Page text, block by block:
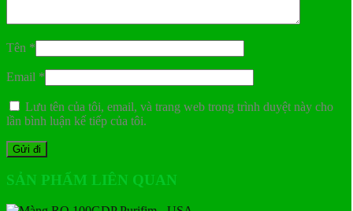
Tên *
Email *
Lưu tên của tôi, email, và trang web trong trình duyệt này cho
lần bình luận kế tiếp của tôi.
SẢN PHẨM LIÊN QUAN